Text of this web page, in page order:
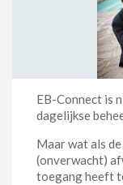
EB-Connect is
dagelijkse
Maar wat als
(onverwacht)
toegang heeft